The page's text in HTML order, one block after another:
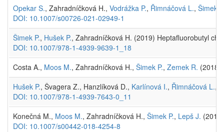
Opekar S., Zahradníčková H., Vodrážka P., Řimnáčová L., Šimek
DOI: 10.1007/s00726-021-02949-1
Šimek P., Hušek P., Zahradníčková H. (2019) Heptafluorobutyl
DOI: 10.1007/978-1-4939-9639-1_18
Costa A., Moos M., Zahradníčková H., Šimek P., Zemek R. (2018)
Hušek P., Švagera Z., Hanzlíková D., Karlínová I., Řimnáčová L.,
DOI: 10.1007/978-1-4939-7643-0_11
Konečná M., Moos M., Zahradníčková H., Šimek P., Lepš J.
DOI: 10.1007/s00442-018-4254-8